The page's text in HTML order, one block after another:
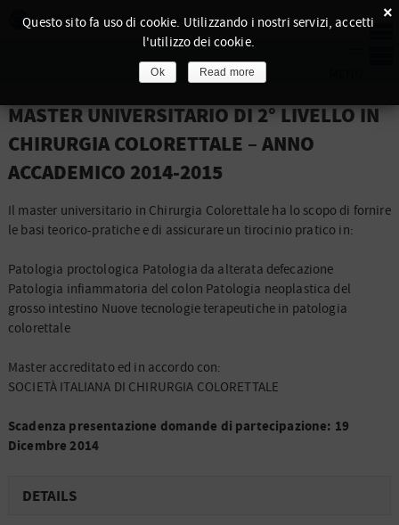
MASTER UNIVERSITARIO DI 2° LIVELLO IN
CHIRURGIA COLORETTALE – ANNO
ACCADEMICO 2014-2015
Il master universitario in Chirurgia Colorettale ha lo scopo di fornire
le basi teorico-pratiche e di assicurare un tirocinio pratico in:
Patologia proctologica Patologia da alterata defecazione
Patologia infiammatoria del colon Patologia neoplastica del
grosso intestino Nuove tecnologie terapeutiche in patologia
colorettale
Master accreditato ed in accordo con:
SOCIETÀ ITALIANA DI CHIRURGIA COLORETTALE
Scadenza presentazione domande di partecipazione: 19
Dicembre 2014
DETAILS
×
Questo sito fa uso di cookie. Utilizzando i nostri servizi, accetti
l'utilizzo dei cookie.
Ok Read more